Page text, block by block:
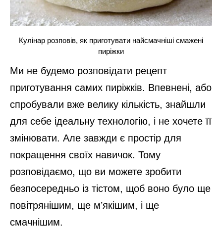
Кулінар розповів, як приготувати найсмачніші смажені
пиріжки
Ми не будемо розповідати рецепт
приготування самих пиріжків. Впевнені, або
спробували вже велику кількість, знайшли
для себе ідеальну технологію, і не хочете її
змінювати. Але завжди є простір для
покращення своїх навичок. Тому
розповідаємо, що ви можете зробити
безпосередньо із тістом, щоб воно було ще
повітрянішим, ще м’якішим, і ще
смачнішим.